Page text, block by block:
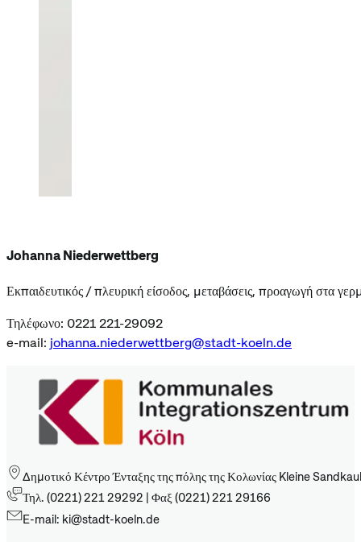
Johanna Niederwettberg
Εκπαιδευτικός / πλευρική είσοδος, μεταβάσεις, προαγωγή στα
Τηλέφωνο: 0221 221-29092
e-mail: johanna.niederwettberg@stadt-koeln.de
Δημοτικό Κέντρο Ένταξης της πόλης της Κολωνίας Kleine
Τηλ. (0221) 221 29292 | Φαξ (0221) 221 29166
E-mail: ki@stadt-koeln.de